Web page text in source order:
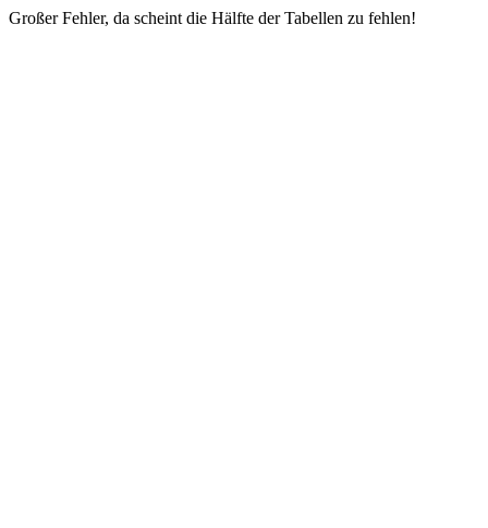
Großer Fehler, da scheint die Hälfte der Tabellen zu fehlen!